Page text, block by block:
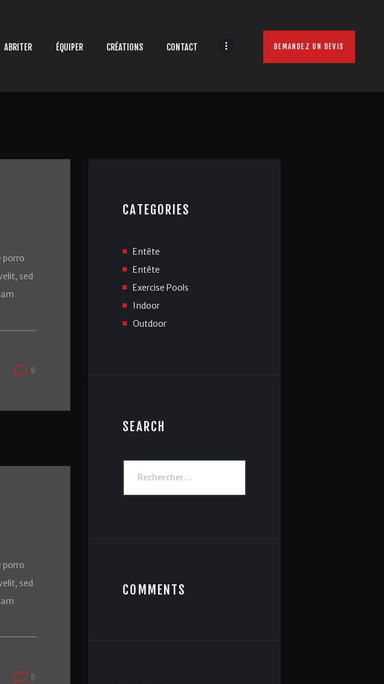
ABRITER ÉQUIPER CRÉATIONS CONTACT DEMANDEZ UN DEVIS
porro
sed
0
porro
sed
0
CATEGORIES
Entête
Entête
Exercise Pools
Indoor
Outdoor
SEARCH
COMMENTS